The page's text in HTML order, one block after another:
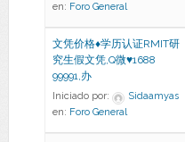
en: Foro General
文凭价格♦学历认证RMIT研
究生假文凭,Q微♥1688
99991,办
Iniciado por:
Sidaamyas
en: Foro General